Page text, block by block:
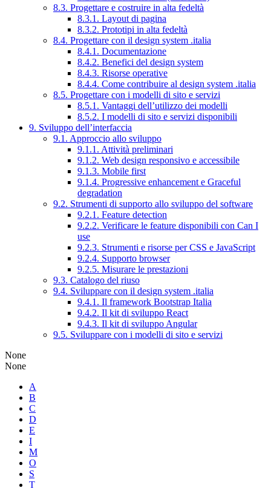
8.3. Progettare e costruire in alta fedeltà
8.3.1. Layout di pagina
8.3.2. Prototipi in alta fedeltà
8.4. Progettare con il design system .italia
8.4.1. Documentazione
8.4.2. Benefici del design system
8.4.3. Risorse operative
8.4.4. Come contribuire al design system .italia
8.5. Progettare con i modelli di sito e servizi
8.5.1. Vantaggi dell’utilizzo dei modelli
8.5.2. I modelli di sito e servizi disponibili
9. Sviluppo dell’interfaccia
9.1. Approccio allo sviluppo
9.1.1. Attività preliminari
9.1.2. Web design responsivo e accessibile
9.1.3. Mobile first
9.1.4. Progressive enhancement e Graceful
degradation
9.2. Strumenti di supporto allo sviluppo del software
9.2.1. Feature detection
9.2.2. Verificare le feature disponibili con Can I
use
9.2.3. Strumenti e risorse per CSS e JavaScript
9.2.4. Supporto browser
9.2.5. Misurare le prestazioni
9.3. Catalogo del riuso
9.4. Sviluppare con il design system .italia
9.4.1. Il framework Bootstrap Italia
9.4.2. Il kit di sviluppo React
9.4.3. Il kit di sviluppo Angular
9.5. Sviluppare con i modelli di sito e servizi
None
None
A
B
C
D
E
I
M
O
S
T